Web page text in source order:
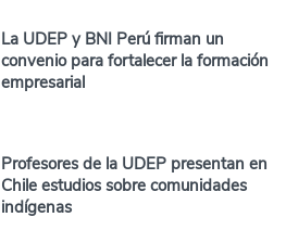
La UDEP y BNI Perú firman un
convenio para fortalecer la formación
empresarial
Profesores de la UDEP presentan en
Chile estudios sobre comunidades
indígenas